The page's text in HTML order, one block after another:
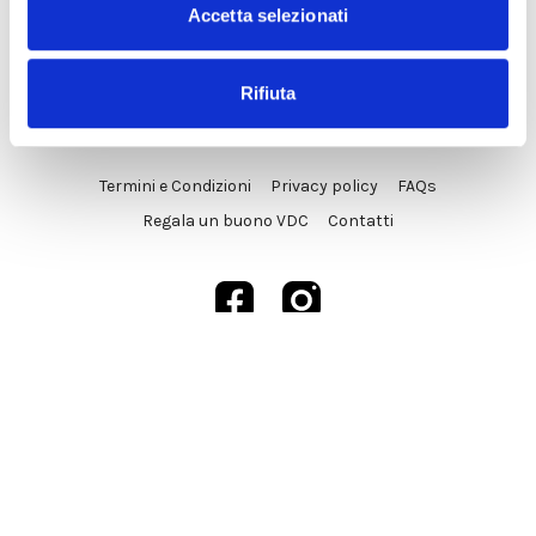
Accetta selezionati
Rifiuta
Termini e Condizioni Privacy policy
FAQs
Regala un buono VDC
Contatti